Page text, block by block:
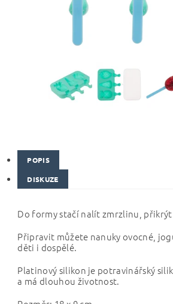
POPIS
DISKUZE
Do formy stačí nalít zmrzlinu,
Připravit můžete nanuky ovocné,
děti i dospělé.
Platinový silikon je potravinářský
a má dlouhou životnost.